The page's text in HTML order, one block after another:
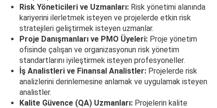
Risk Yöneticileri ve Uzmanları: Risk yönetimi alanında
kariyerini ilerletmek isteyen ve projelerde etkin risk
stratejileri geliştirmek isteyen uzmanlar.
Proje Danışmanları ve PMO Üyeleri: Proje yönetim
ofisinde çalışan ve organizasyonun risk yönetim
standartlarını iyileştirmek isteyen profesyoneller.
İş Analistleri ve Finansal Analistler: Projelerde risk
analizlerini derinlemesine anlamak ve uygulamak isteyen
analistler.
Kalite Güvence (QA) Uzmanları: Projelerin kalite